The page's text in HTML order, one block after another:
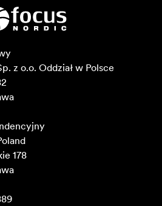
z o.o. Oddział w Polsce
178